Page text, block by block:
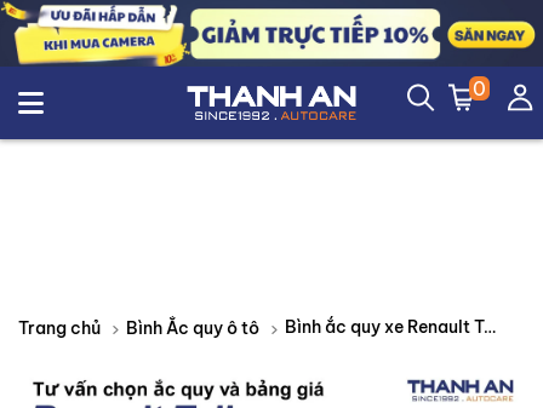
0
Trang chủ Bình Ắc quy ô tô Bình ắc quy xe Renault Talisman loại nào tốt? Bảng giá mới nhất